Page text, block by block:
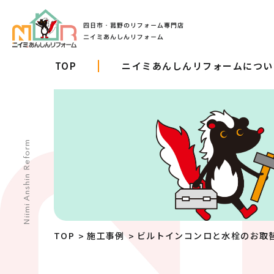
TOP ニイミあんしんリフォームにつ
Niimi Anshin Reform
TOP 施工事例 ビルトインコンロと水栓のお取